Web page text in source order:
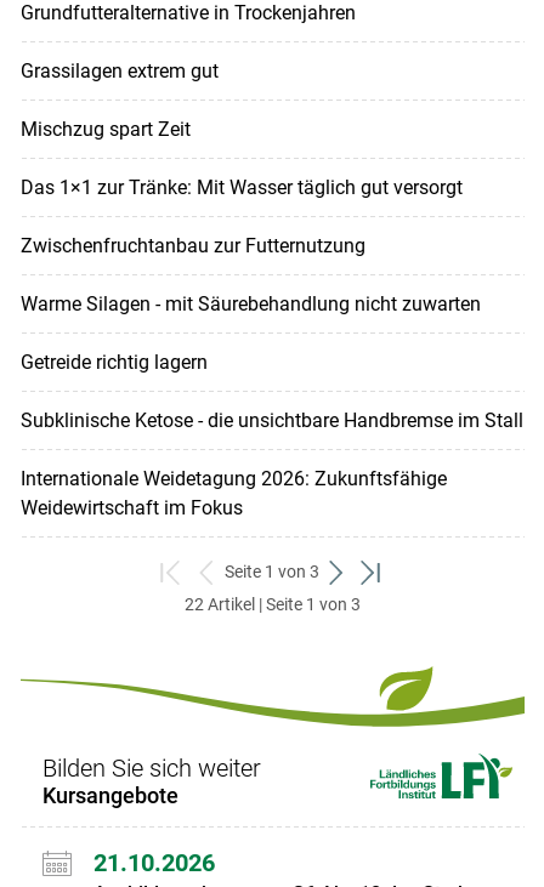
Grundfutteralternative in Trockenjahren
Grassilagen extrem gut
Mischzug spart Zeit
Das 1×1 zur Tränke: Mit Wasser täglich gut versorgt
Zwischenfruchtanbau zur Futternutzung
Warme Silagen - mit Säurebehandlung nicht zuwarten
Getreide richtig lagern
Subklinische Ketose - die unsichtbare Handbremse im Stall
Internationale Weidetagung 2026: Zukunftsfähige
Weidewirtschaft im Fokus
zum
ersten
zurück
zum
Seite 1 von 3
weiter
zum
zum
22 Artikel | Seite 1 von 3
Bilden Sie sich weiter
Kursangebote
21.10.2026